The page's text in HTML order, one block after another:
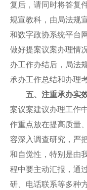
复后，请同时将答复
规宣教科，由局法规
和数字政协系统平台
做好提案议案办理情
办工作办结后，局法
承办工作总结和办理
五、注重承办实
案议案建议办理工作
作重点放在提高质量
容深入调查研究，严
和自觉性，特别是由
程中要主动汇报，通
研、电话联系等多种